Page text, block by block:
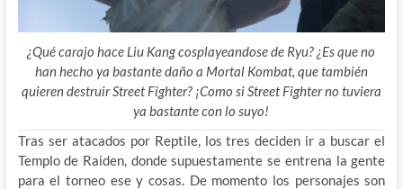
¿Qué carajo hace Liu Kang cosplayeandose de Ryu? ¿Es que no
han hecho ya bastante daño a Mortal Kombat, que también
quieren destruir Street Fighter? ¡Como si Street Fighter no tuviera
ya bastante con lo suyo!
Tras ser atacados por Reptile, los tres deciden ir a buscar el
Templo de Raiden, donde supuestamente se entrena la gente
para el torneo ese y cosas. De momento los personajes son